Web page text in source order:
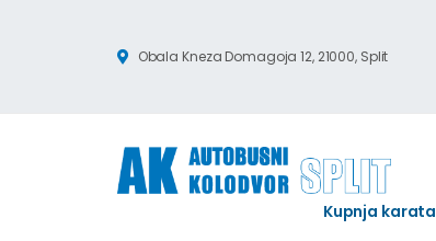
Obala Kneza Domagoja 12, 21000, Split
Kupnja karata